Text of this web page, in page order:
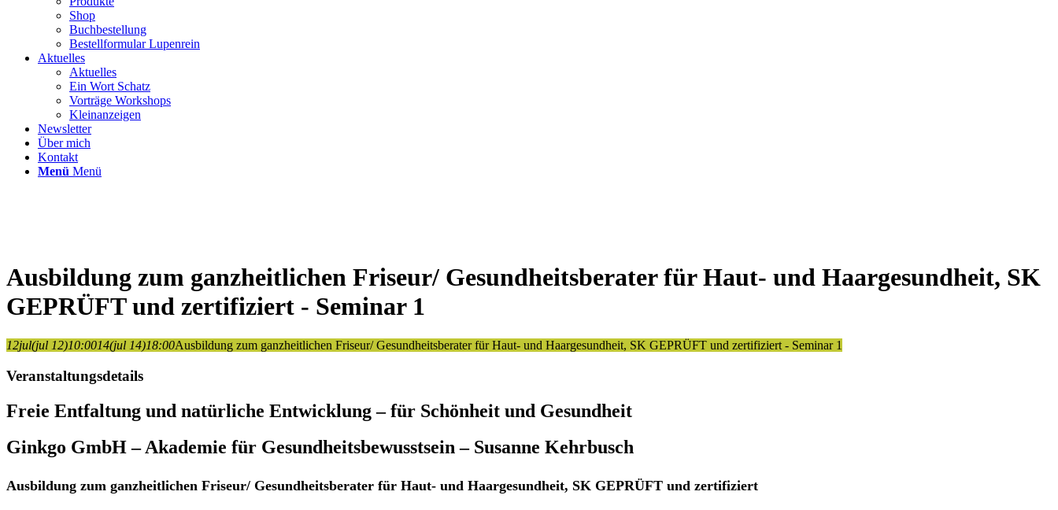
Shop
Buchbestellung
Bestellformular Lupenrein
Aktuelles
Aktuelles
Ein Wort Schatz
Vorträge Workshops
Kleinanzeigen
Newsletter
Über mich
Kontakt
Menü Menü
Ausbildung zum ganzheitlichen Friseur/ Gesundheitsberater für Haut- und Haargesundheit, SK
GEPRÜFT und zertifiziert - Seminar 1
12jul(jul 12)10:0014(jul 14)18:00Ausbildung zum ganzheitlichen Friseur/ Gesundheitsberater für Haut- und Haargesundheit, SK GEPRÜFT und zertifiziert - Seminar 1
Veranstaltungsdetails
Freie Entfaltung und natürliche Entwicklung – für Schönheit und Gesundheit
Ginkgo GmbH – Akademie für Gesundheitsbewusstsein – Susanne Kehrbusch
Ausbildung zum ganzheitlichen Friseur/ Gesundheitsberater für Haut- und Haargesundheit, SK GEPRÜFT und zertifiziert